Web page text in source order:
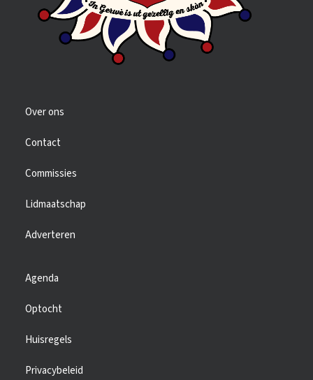
Over ons
Contact
Commissies
Lidmaatschap
Adverteren
Agenda
Optocht
Huisregels
Privacybeleid